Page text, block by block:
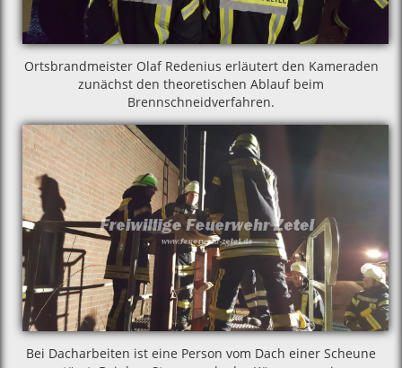
Ortsbrandmeister Olaf Redenius erläutert den Kameraden
zunächst den theoretischen Ablauf beim
Brennschneidverfahren.
Bei Dacharbeiten ist eine Person vom Dach einer Scheune